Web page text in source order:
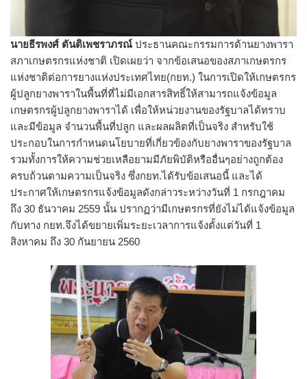
นายธีรพงศ์ ตันติเพชราภรณ์ ประธานคณะกรรมการด้านยางพารา
สภาเกษตรกรแห่งชาติ เปิดเผยว่า จากข้อเสนอของสภาเกษตรกร
แห่งชาติต่อการยางแห่งประเทศไทย(กยท.) ในการเปิดให้เกษตรกร
ผู้ปลูกยางพาราในพื้นที่ที่ไม่มีเอกสารสิทธิ์ให้สามารถแจ้งข้อมูล
เกษตรกรผู้ปลูกยางพาราได้ เพื่อให้หน่วยงานของรัฐบาลได้ทราบ
และมีข้อมูล จำนวนพื้นที่ปลูก และผลผลิตที่เป็นจริง สำหรับใช้
ประกอบในการกำหนดนโยบายที่เกี่ยวข้องกับยางพาราของรัฐบาล
รวมทั้งการให้ความช่วยเหลือยามมีภัยพิบัติหรืออื่นๆอย่างถูกต้อง
ครบถ้วนตามความเป็นจริง ซึ่งกยท.ได้รับข้อเสนอนี้ และได้
ประกาศให้เกษตรกรแจ้งข้อมูลดังกล่าวระหว่างวันที่ 1 กรกฎาคม
ถึง 30 ธันวาคม 2559 นั้น ปรากฏว่ามีเกษตรกรที่ยังไม่ได้แจ้งข้อมูล
กับทาง กยท.จึงได้ขยายเพิ่มระยะเวลาการแจ้งตั้งแต่วันที่ 1
สิงหาคม ถึง 30 กันยายน 2560